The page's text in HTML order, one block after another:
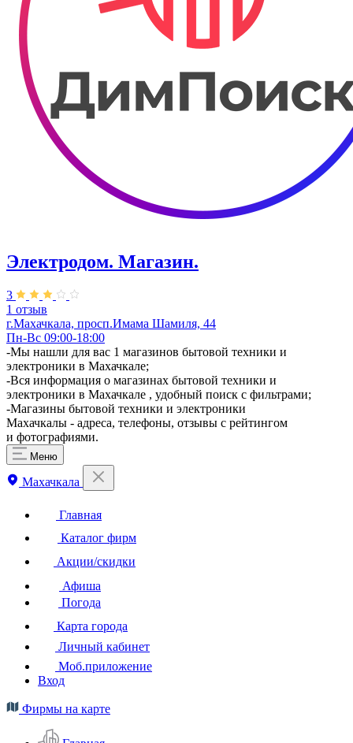
Электродом. Магазин.
3
1 отзыв
г.Махачкала, ​просп.Имама Шамиля, 44
Пн-Вс 09:00-18:00
-Мы нашли для вас 1 магазинов бытовой техники и
электроники в Махачкале;
-Вся информация о магазинах бытовой техники и
электроники в Махачкале , удобный поиск с фильтрами;
-Магазины бытовой техники и электроники
Махачкалы - адреса, телефоны, отзывы с рейтингом
и фотографиями.
Меню
Махачкала
Главная
Каталог фирм
Акции/скидки
Афиша
Погода
Карта города
Личный кабинет
Моб.приложение
Вход
Фирмы на карте